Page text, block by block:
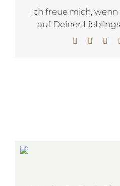
Ich freue mich,
auf Deiner
Facebook